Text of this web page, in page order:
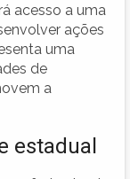
acesso a uma
ações
uma
de
a
estadual